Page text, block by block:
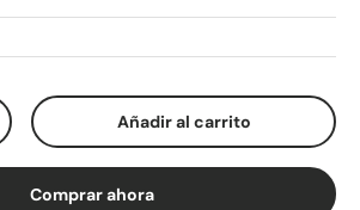
la cantidadAñadir al carrito
Comprar ahora